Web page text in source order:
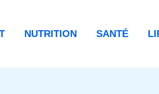
NUTRITION SANTÉ